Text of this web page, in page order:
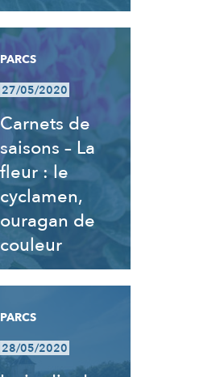
PARCS
27/05/2020
Carnets de
saisons – La
fleur : le
cyclamen,
ouragan de
couleur
PARCS
28/05/2020